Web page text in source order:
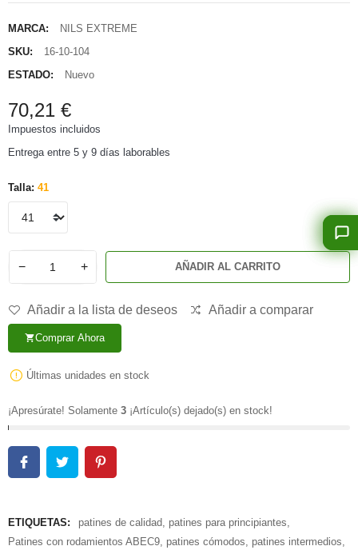
MARCA:
NILS EXTREME
SKU:
16-10-104
ESTADO:
Nuevo
70,21 €
Impuestos incluidos
Entrega entre 5 y 9 días laborables
Talla: 41
− + AÑADIR AL CARRITO
Añadir a la lista de deseos Añadir a comparar
shopping_cartComprar Ahora
Últimas unidades en stock
¡Apresúrate! Solamente 3 ¡Artículo(s) dejado(s) en stock!
ETIQUETAS: patines de calidad patines para principiantes
Patines con rodamientos ABEC9 patines cómodos patines intermedios